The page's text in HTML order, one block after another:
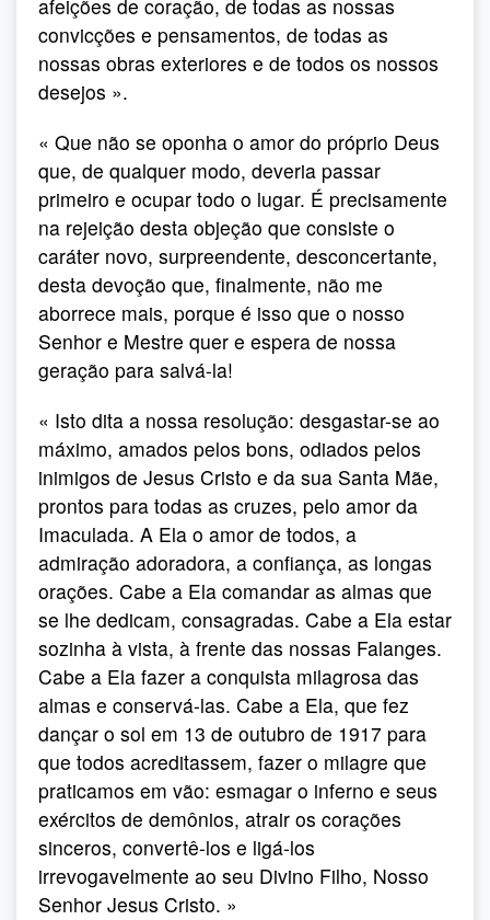
afeições de coração, de todas as nossas
convicções e pensamentos, de todas as
nossas obras exteriores e de todos os nossos
desejos ».
« Que não se oponha o amor do próprio Deus
que, de qualquer modo, deveria passar
primeiro e ocupar todo o lugar. É precisamente
na rejeição desta objeção que consiste o
caráter novo, surpreendente, desconcertante,
desta devoção que, finalmente, não me
aborrece mais, porque é isso que o nosso
Senhor e Mestre quer e espera de nossa
geração para salvá-la!
« Isto dita a nossa resolução: desgastar-se ao
máximo, amados pelos bons, odiados pelos
inimigos de Jesus Cristo e da sua Santa Mãe,
prontos para todas as cruzes, pelo amor da
Imaculada. A Ela o amor de todos, a
admiração adoradora, a confiança, as longas
orações. Cabe a Ela comandar as almas que
se lhe dedicam, consagradas. Cabe a Ela estar
sozinha à vista, à frente das nossas Falanges.
Cabe a Ela fazer a conquista milagrosa das
almas e conservá-las. Cabe a Ela, que fez
dançar o sol em 13 de outubro de 1917 para
que todos acreditassem, fazer o milagre que
praticamos em vão: esmagar o inferno e seus
exércitos de demônios, atrair os corações
sinceros, convertê-los e ligá-los
irrevogavelmente ao seu Divino Filho, Nosso
Senhor Jesus Cristo. »